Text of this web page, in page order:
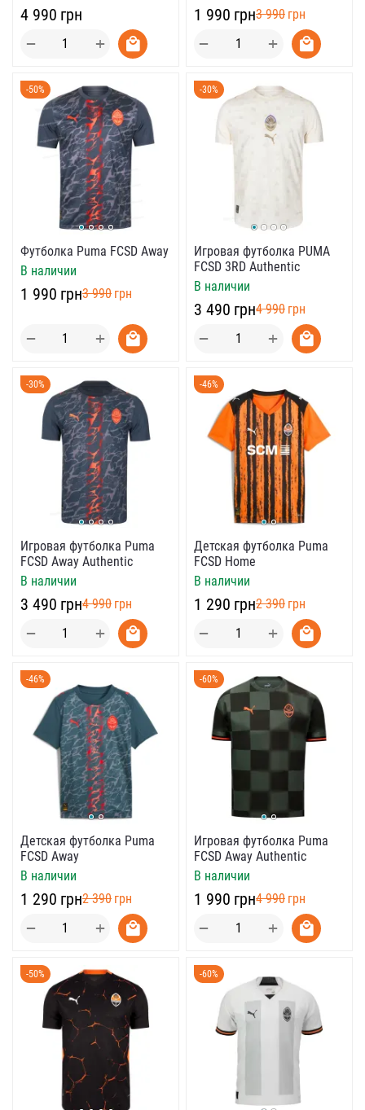
‍4 990‍ грн
+
−
‍1 990‍ грн‍3 990‍ грн
+
−
-50%
Футболка Puma FCSD Away
В наличии
‍1 990‍ грн‍3 990‍ грн
+
−
-30%
Игровая футболка PUMA
FCSD 3RD Authentic
В наличии
‍3 490‍ грн‍4 990‍ грн
+
−
-30%
Игровая футболка Puma
FCSD Away Authentic
В наличии
‍3 490‍ грн‍4 990‍ грн
+
−
-46%
Детская футболка Puma
FCSD Home
В наличии
‍1 290‍ грн‍2 390‍ грн
+
−
-46%
Детская футболка Puma
FCSD Away
В наличии
‍1 290‍ грн‍2 390‍ грн
+
−
-60%
Игровая футболка Puma
FCSD Away Authentic
В наличии
‍1 990‍ грн‍4 990‍ грн
+
−
-50% -60%